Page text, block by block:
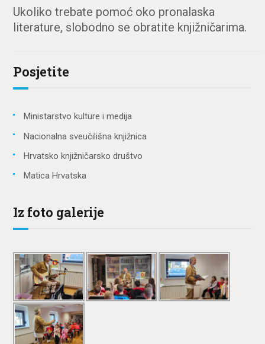
Ukoliko trebate pomoć oko pronalaska
literature, slobodno se obratite knjižničarima.
Posjetite
Ministarstvo kulture i medija
Nacionalna sveučilišna knjižnica
Hrvatsko knjižničarsko društvo
Matica Hrvatska
Iz foto galerije